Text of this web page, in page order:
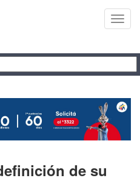
de su